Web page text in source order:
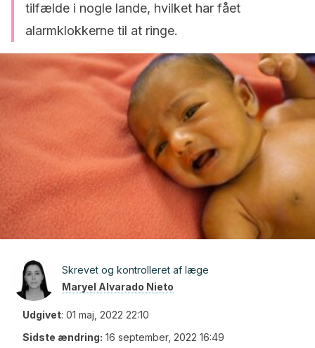
tilfælde i nogle lande, hvilket har fået
alarmklokkerne til at ringe.
Skrevet og kontrolleret af læge
Maryel Alvarado Nieto
Udgivet: 01 maj, 2022 22:10
Sidste ændring: 16 september, 2022 16:49